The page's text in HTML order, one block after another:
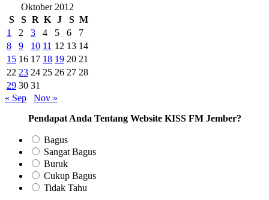
Oktober 2012
S
S R K J S M
1
2 3 4 5 6
7
8
9 10 11 12 13 14
15 16 17 18 19 20 21
22 23 24 25 26 27 28
29 30 31
« Sep
Nov »
Pendapat Anda Tentang Website KISS FM Jember?
Bagus
Sangat Bagus
Buruk
Cukup Bagus
Tidak Tahu